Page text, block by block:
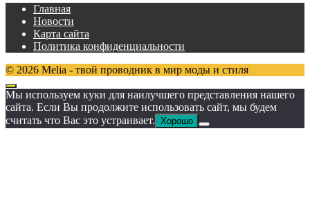
Главная
Новости
Карта сайта
Политика конфиденциальности
© 2026 Melia - твой проводник в мир моды и стиля
Мы используем куки для наилучшего представления нашего
сайта. Если Вы продолжите использовать сайт, мы будем
считать что Вас это устраивает. Хорошо